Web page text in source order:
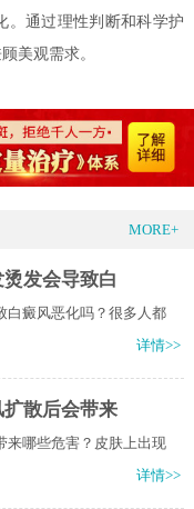
。通过理性判断和科学护
美观需求。
MORE+
发会导致白
白癜风恶化吗？很多人都
详情>>
散后会带来
来哪些危害？皮肤上出现
详情>>